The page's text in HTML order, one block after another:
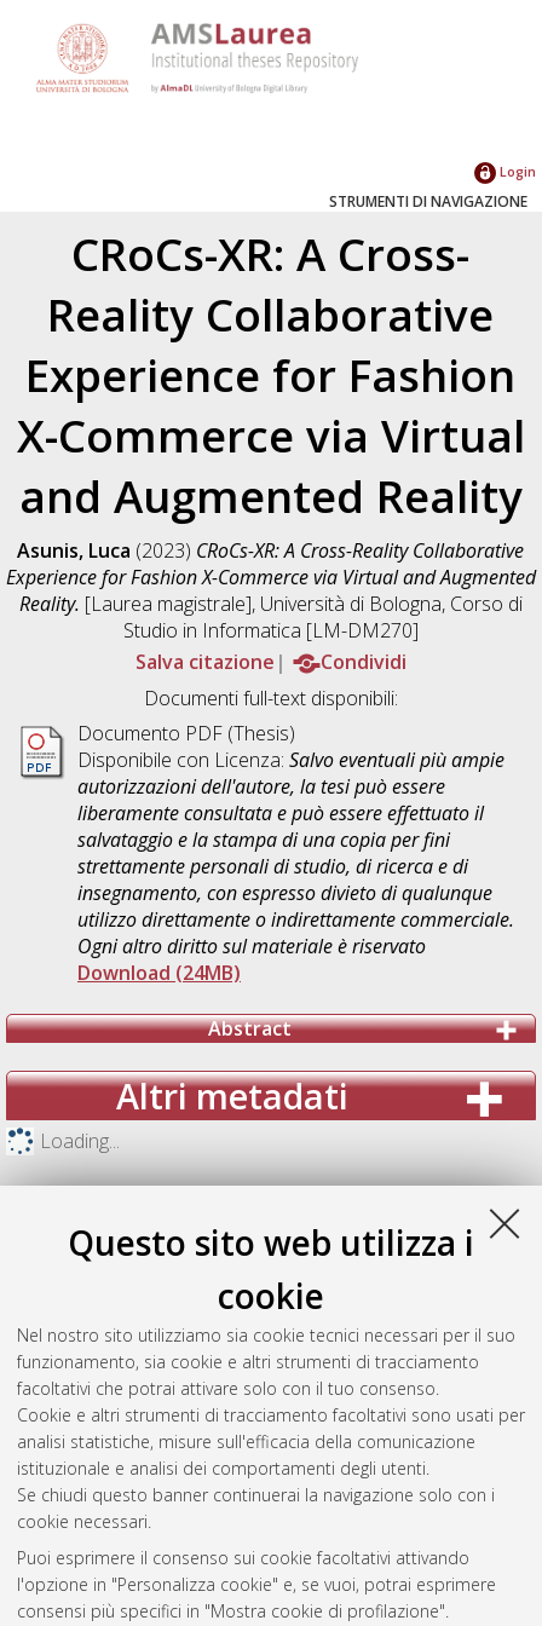
Questo sito web utilizza i
cookie
Nel nostro sito utilizziamo sia cookie tecnici necessari per il suo
funzionamento, sia cookie e altri strumenti di tracciamento
facoltativi che potrai attivare solo con il tuo consenso.
Cookie e altri strumenti di tracciamento facoltativi sono usati per
analisi statistiche, misure sull'efficacia della comunicazione
istituzionale e analisi dei comportamenti degli utenti.
Se chiudi questo banner continuerai la navigazione solo con i
cookie necessari.
Puoi esprimere il consenso sui cookie facoltativi attivando
l'opzione in "Personalizza cookie" e, se vuoi, potrai esprimere
consensi più specifici in "Mostra cookie di profilazione".
Login
STRUMENTI DI NAVIGAZIONE
CRoCs-XR: A Cross-
Reality Collaborative
Experience for Fashion
X-Commerce via Virtual
and Augmented Reality
Asunis, Luca (2023) CRoCs-XR: A Cross-Reality Collaborative
Experience for Fashion X-Commerce via Virtual and Augmented
Reality. [Laurea magistrale], Università di Bologna, Corso di
Studio in Informatica [LM-DM270]
Salva citazione
Condividi
Documenti full-text disponibili:
Documento PDF (Thesis)
Disponibile con Licenza: Salvo eventuali più ampie
autorizzazioni dell'autore, la tesi può essere
liberamente consultata e può essere effettuato il
salvataggio e la stampa di una copia per fini
strettamente personali di studio, di ricerca e di
insegnamento, con espresso divieto di qualunque
utilizzo direttamente o indirettamente commerciale.
Ogni altro diritto sul materiale è riservato
Download (24MB)
Abstract
Altri metadati
Loading...
Gestione del documento:
Atom
Rss 1.0